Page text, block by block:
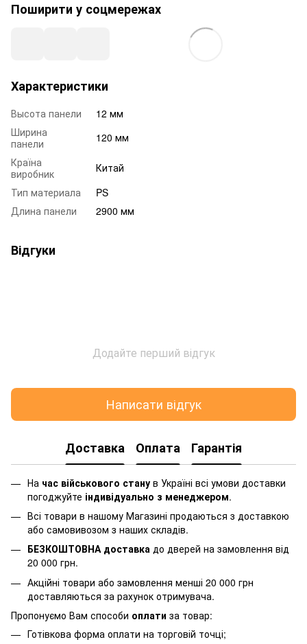
Поширити у соцмережах
Характеристики
Высота панели
12 мм
Ширина
панели
120 мм
Країна
виробник
Китай
Тип материала
PS
Длина панели
2900 мм
Відгуки
Додайте перший відгук
Написати відгук
Доставка Оплата Гарантія
На час військового стану в Україні всі умови доставки
погоджуйте індивідуально з менеджером.
Всі товари в нашому Магазині продаються з доставкою
або самовивозом з наших складів.
БЕЗКОШТОВНА доставка до дверей на замовлення від
20 000 грн.
Акційні товари або замовлення менші 20 000 грн
доставляються за рахунок отримувача.
Пропонуємо Вам способи оплати за товар:
Готівкова форма оплати на торговій точці;